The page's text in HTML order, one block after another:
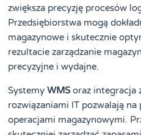
zwiększa precyzję procesów
Przedsiębiorstwa mogą
magazynowe i skutecznie
rezultacie zarządzanie
precyzyjne i wydajne.
SystemyWMSoraz integracja
rozwiązaniami IT pozwalają na
operacjami magazynowymi.